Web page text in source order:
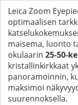
Leica Zoom
optimaalisen
maisema, luonto
okulaarin 25-50-
kristallinkirkkaat
panoramoinnin,
maksimoi
suurennoksella.